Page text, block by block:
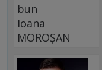
bun
Ioana
MOROȘAN